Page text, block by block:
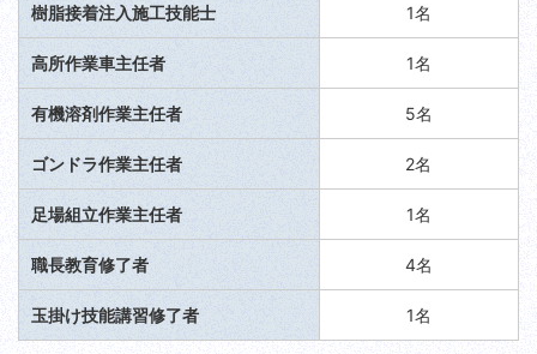
樹脂接着注入施工技能士 1名
高所作業車主任者 1名
有機溶剤作業主任者 5名
ゴンドラ作業主任者 2名
足場組立作業主任者 1名
職長教育修了者 4名
玉掛け技能講習修了者 1名